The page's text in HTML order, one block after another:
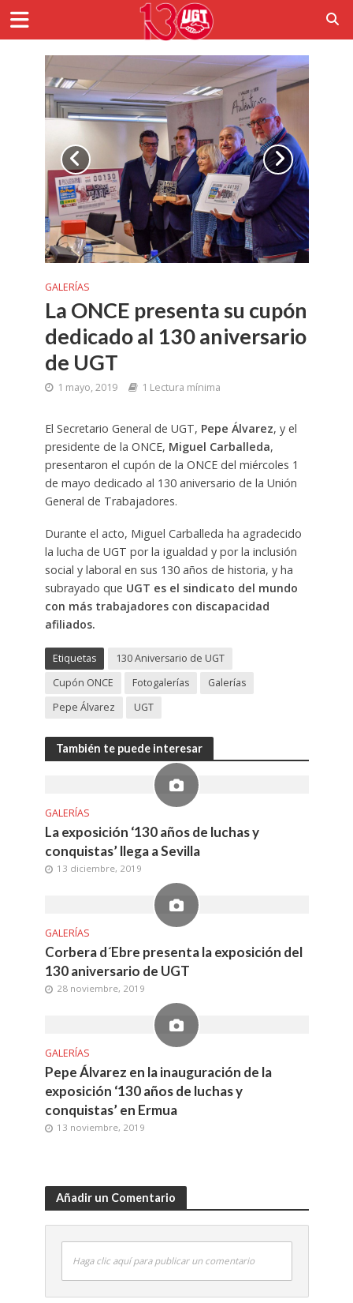
GALERÍAS
La ONCE presenta su cupón
dedicado al 130 aniversario
de UGT
1 mayo, 2019 1 Lectura mínima
El Secretario General de UGT, Pepe Álvarez, y el
presidente de la ONCE, Miguel Carballeda,
presentaron el cupón de la ONCE del miércoles 1
de mayo dedicado al 130 aniversario de la Unión
General de Trabajadores.
Durante el acto, Miguel Carballeda ha agradecido
la lucha de UGT por la igualdad y por la inclusión
social y laboral en sus 130 años de historia, y ha
subrayado que UGT es el sindicato del mundo
con más trabajadores con discapacidad
afiliados.
Etiquetas
130 Aniversario de UGT
Cupón ONCE
Fotogalerías
Galerías
Pepe Álvarez
UGT
También te puede interesar
GALERÍAS
La exposición ‘130 años de luchas y
conquistas’ llega a Sevilla
13 diciembre, 2019
GALERÍAS
Corbera d´Ebre presenta la exposición del
130 aniversario de UGT
28 noviembre, 2019
GALERÍAS
Pepe Álvarez en la inauguración de la
exposición ‘130 años de luchas y
conquistas’ en Ermua
13 noviembre, 2019
Añadir un Comentario
Haga clic aquí para publicar un comentario